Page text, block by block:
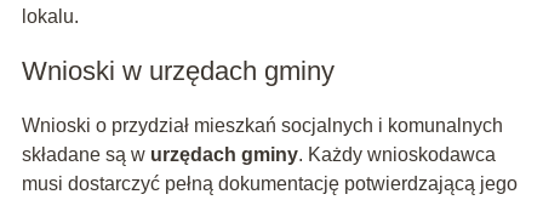
lokalu.
Wnioski w urzędach gminy
Wnioski o przydział mieszkań socjalnych i komunalnych
składane są w urzędach gminy. Każdy wnioskodawca
musi dostarczyć pełną dokumentację potwierdzającą jego